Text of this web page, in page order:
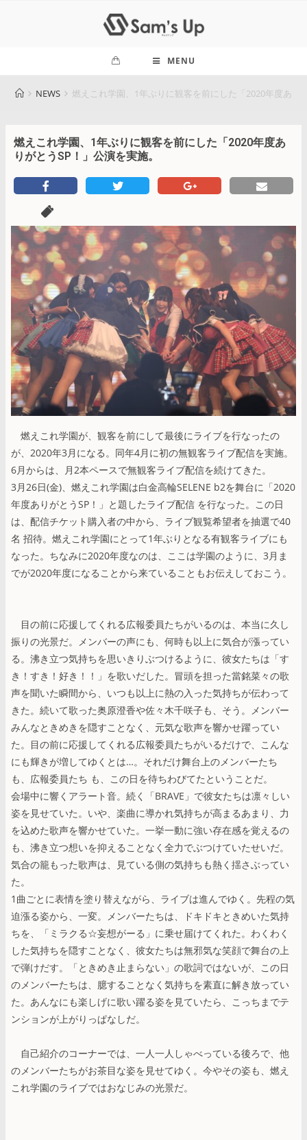
MENU
NEWS 燃えこれ学園、1年ぶりに観客を前にした「2020年度あり
燃えこれ学園、1年ぶりに観客を前にした「2020年度あ
りがとうSP！」公演を実施。
燃えこれ学園が、観客を前にして最後にライブを行なったの
が、2020年3月になる。同年4月に初の無観客ライブ配信を実施。
6月からは、月2本ペースで無観客ライブ配信を続けてきた。
3月26日(金)、燃えこれ学園は白金高輪SELENE b2を舞台に「2020
年度ありがとうSP！」と題したライブ配信 を行なった。この日
は、配信チケット購入者の中から、ライブ観覧希望者を抽選で40
名 招待。燃えこれ学園にとって1年ぶりとなる有観客ライブにも
なった。ちなみに2020年度なのは、ここは学園のように、3月ま
でが2020年度になることから来ていることもお伝えしておこう。
目の前に応援してくれる広報委員たちがいるのは、本当に久し
振りの光景だ。メンバーの声にも、何時も以上に気合が漲ってい
る。沸き立つ気持ちを思いきりぶつけるように、彼女たちは「す
き！すき！好き！！」を歌いだした。冒頭を担った當銘菜々の歌
声を聞いた瞬間から、いつも以上に熱の入った気持ちが伝わって
きた。続いて歌った奥原澄香や佐々木千咲子も、そう。メンバー
みんなときめきを隠すことなく、元気な歌声を響かせ躍ってい
た。目の前に応援してくれる広報委員たちがいるだけで、こんな
にも輝きが増してゆくとは…。それだけ舞台上のメンバーたち
も、広報委員たち も、この日を待ちわびてたということだ。
会場中に響くアラート音。続く「BRAVE」で彼女たちは凛々しい
姿を見せていた。いや、楽曲に導かれ気持ちが高まるあまり、力
を込めた歌声を響かせていた。一挙一動に強い存在感を覚えるの
も、沸き立つ想いを抑えることなく全力でぶつけていたせいだ。
気合の籠もった歌声は、見ている側の気持ちも熱く揺さぶってい
た。
1曲ごとに表情を塗り替えながら、ライブは進んでゆく。先程の気
迫漲る姿から、一変。メンバーたちは、ドキドキときめいた気持
ちを、「ミラクる☆妄想がーる」に乗せ届けてくれた。わくわく
した気持ちを隠すことなく、彼女たちは無邪気な笑顔で舞台の上
で弾けだす。「ときめき止まらない」の歌詞ではないが、この日
のメンバーたちは、臆することなく気持ちを素直に解き放ってい
た。あんなにも楽しげに歌い躍る姿を見ていたら、こっちまでテ
ンションが上がりっぱなしだ。
自己紹介のコーナーでは、一人一人しゃべっている後ろで、他
のメンバーたちがお茶目な姿を見せてゆく。今やその姿も、燃え
これ学園のライブではおなじみの光景だ。